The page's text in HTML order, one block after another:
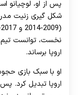
30 تا
پس از او، لوچیانو
شکل گیری زنیت
نخست، توانست تیم
اروپا برساند.
او با سبک بازی
اروپا تبدیل کرد.